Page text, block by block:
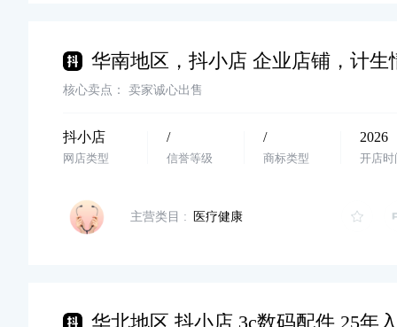
核心卖点： 卖家诚心出售
抖小店
网店类型
/
信誉等级
/
商标类型
2026
开店时
主营类目 : 医疗健康